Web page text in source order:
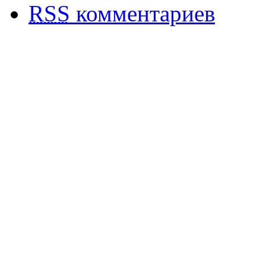
RSS комментариев